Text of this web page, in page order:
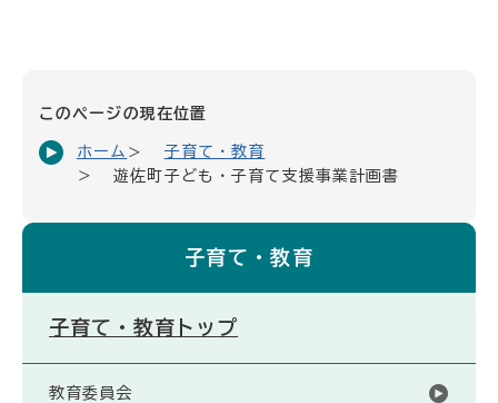
このページの現在位置
ホーム
子育て・教育
遊佐町子ども・子育て支援事業計画書
子育て・教育
子育て・教育トップ
教育委員会